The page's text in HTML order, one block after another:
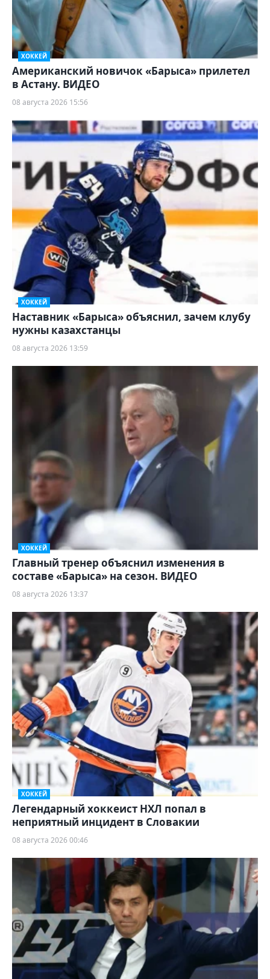
ХОККЕЙ
Американский новичок «Барыса» прилетел
в Астану. ВИДЕО
08 августа 2026 15:56
ХОККЕЙ
Наставник «Барыса» объяснил, зачем клубу
нужны казахстанцы
08 августа 2026 13:59
ХОККЕЙ
Главный тренер объяснил изменения в
составе «Барыса» на сезон. ВИДЕО
08 августа 2026 13:37
ХОККЕЙ
Легендарный хоккеист НХЛ попал в
неприятный инцидент в Словакии
08 августа 2026 00:46